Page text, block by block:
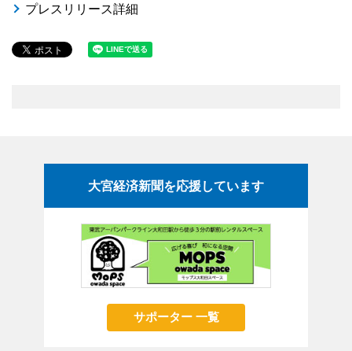
プレスリリース詳細
大宮経済新聞を応援しています
サポーター 一覧